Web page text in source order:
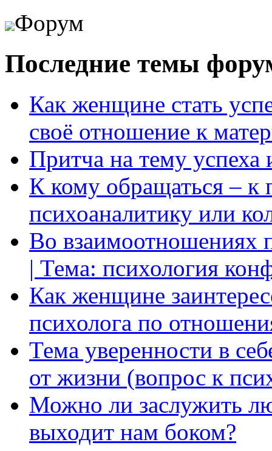
Форум
Последние темы
Как женщине стать
своё отношение к
Притча на тему успеха
К кому обращаться – к
психоаналитику или
Во взаимоотношениях
| Тема: психология
Как женщине
психолога по
Тема уверенности в
от жизни (вопрос к
Можно ли заслужить
выходит нам боком?